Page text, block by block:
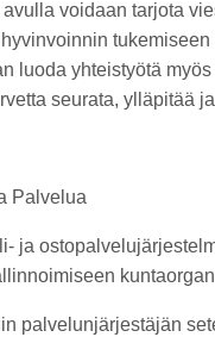
voidaan tarjota
luoda yhteistyötä
seurata, ylläpitää
Palvelua
ja
palvelunjärjestäjän